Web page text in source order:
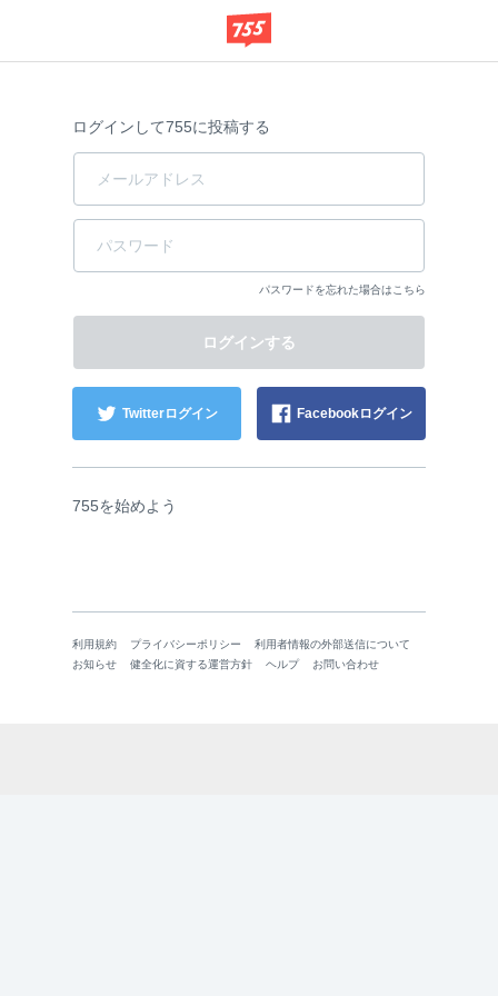
ログインして755に投稿する
パスワードを忘れた場合はこちら
Twitterログイン Facebookログイン
755を始めよう
利用規約 プライバシーポリシー
利用者情報の外部送信について
お知らせ
健全化に資する運営方針 ヘルプ お問い合わせ